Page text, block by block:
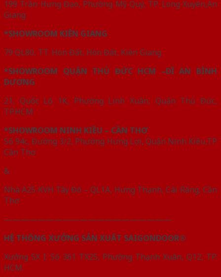
199 Trần Hưng Đạo, Phường Mỹ Quý, TP. Long Xuyên,An
Giang
*SHOWROOM KIÊN GIANG
79 QL80, TT. Hòn Đất, Hòn Đất, Kiên Giang
*SHOWROOM QUẬN THỦ ĐỨC HCM –DĨ AN BÌNH
DƯƠNG
21, Quốc Lộ 1K, Phường Linh Xuân, Quận Thủ Đức,
TP.HCM
*SHOWROOM NINH KIỀU – CẦN THƠ
Số 94c, Đường 3/2, Phường Hưng Lợi, Quận Ninh Kiều,TP
Cần Thơ
&
Nhà A25 KVH Tây Đô – QL1A, Hưng Thạnh, Cái Răng, Cần
Thơ
————————————————————
HỆ THỐNG XƯỞNG SẢN XUẤT SAIGONDOOR®
Xưởng SX I: Số 361 TX25, Phường Thạnh Xuân, Q12, TP.
HCM.